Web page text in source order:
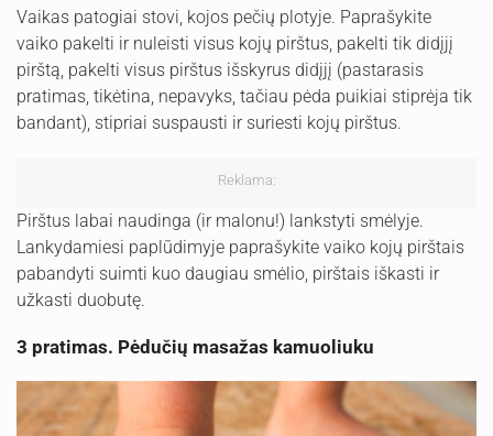
Vaikas patogiai stovi, kojos pečių plotyje. Paprašykite
vaiko pakelti ir nuleisti visus kojų pirštus, pakelti tik didįjį
pirštą, pakelti visus pirštus išskyrus didįjį (pastarasis
pratimas, tikėtina, nepavyks, tačiau pėda puikiai stiprėja tik
bandant), stipriai suspausti ir suriesti kojų pirštus.
Reklama:
Pirštus labai naudinga (ir malonu!) lankstyti smėlyje.
Lankydamiesi paplūdimyje paprašykite vaiko kojų pirštais
pabandyti suimti kuo daugiau smėlio, pirštais iškasti ir
užkasti duobutę.
3 pratimas. Pėdučių masažas kamuoliuku